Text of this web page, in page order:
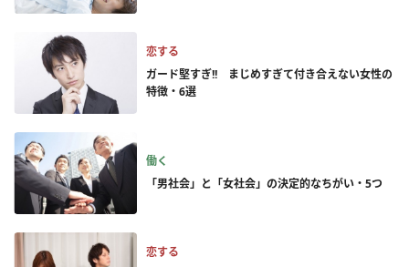
恋する
ガード堅すぎ!! まじめすぎて付き合えない女性の
特徴・6選
働く
「男社会」と「女社会」の決定的なちがい・5つ
恋する